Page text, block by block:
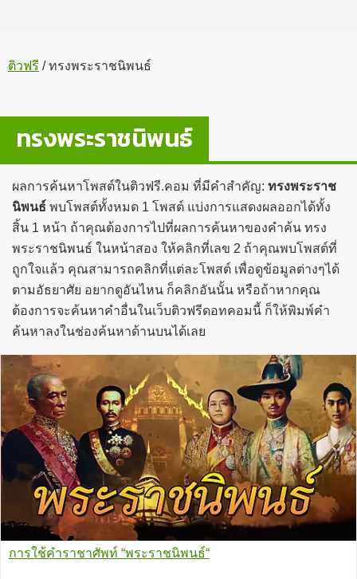
ติวฟรี /ทรงพระราชนิพนธ์
ทรงพระราชนิพนธ์
ผลการค้นหาโพสต์ในติวฟรี.คอม ที่มีคำสำคัญ: ทรงพระราช
นิพนธ์ พบโพสต์ทั้งหมด 1 โพสต์ แบ่งการแสดงผลออกได้ทั้ง
สิ้น 1 หน้า ถ้าคุณต้องการไปที่ผลการค้นหาของคำค้น ทรง
พระราชนิพนธ์ ในหน้าสอง ให้คลิกที่เลข 2 ถ้าคุณพบโพสต์ที่
ถูกใจแล้ว คุณสามารถคลิกที่แต่ละโพสต์ เพื่อดูข้อมูลต่างๆได้
ตามอัธยาศัย อยากดูอันไหน ก็คลิกอันนั้น หรือถ้าหากคุณ
ต้องการจะค้นหาคำอื่นในเว็บติวฟรีดอทคอมนี้ ก็ให้พิมพ์คำ
ค้นหาลงในช่องค้นหาด้านบนได้เลย
การใช้คำราชาศัพท์ “พระราชนิพนธ์“